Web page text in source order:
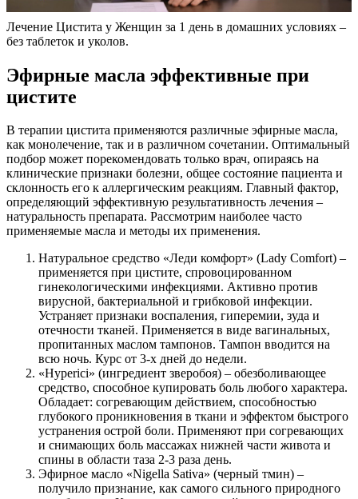
Лечение Цистита у Женщин за 1 день в домашних условиях –
без таблеток и уколов.
Эфирные масла эффективные при
цистите
В терапии цистита применяются различные эфирные масла,
как монолечение, так и в различном сочетании. Оптимальный
подбор может порекомендовать только врач, опираясь на
клинические признаки болезни, общее состояние пациента и
склонность его к аллергическим реакциям. Главный фактор,
определяющий эффективную результативность лечения –
натуральность препарата. Рассмотрим наиболее часто
применяемые масла и методы их применения.
Натуральное средство «Леди комфорт» (Lady Comfort) –
применяется при цистите, спровоцированном
гинекологическими инфекциями. Активно против
вирусной, бактериальной и грибковой инфекции.
Устраняет признаки воспаления, гиперемии, зуда и
отечности тканей. Применяется в виде вагинальных,
пропитанных маслом тампонов. Тампон вводится на
всю ночь. Курс от 3-х дней до недели.
«Hyperici» (ингредиент зверобоя) – обезболивающее
средство, способное купировать боль любого характера.
Обладает: согревающим действием, способностью
глубокого проникновения в ткани и эффектом быстрого
устранения острой боли. Применяют при согревающих
и снимающих боль массажах нижней части живота и
спины в области таза 2-3 раза день.
Эфирное масло «Nigella Sativa» (черный тмин) –
получило признание, как самого сильного природного